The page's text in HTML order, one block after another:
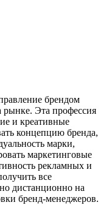
брендом
Эта профессия
и креативные
концепцию бренда,
марки,
маркетинговые
рекламных и
все
дистанционно на
бренд-менеджеров.